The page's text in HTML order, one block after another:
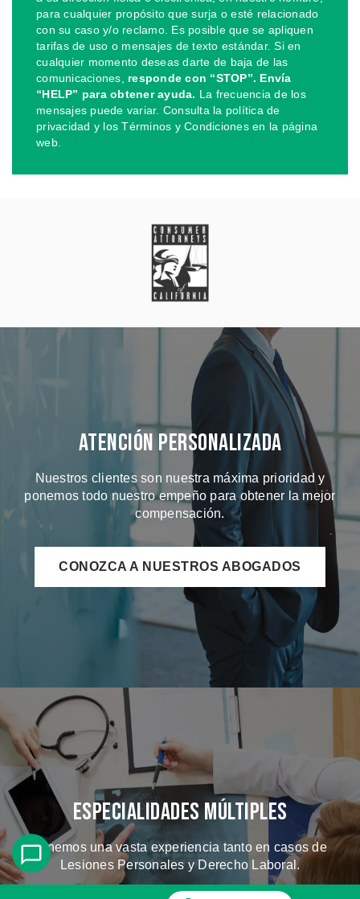
para cualquier propósito que surja o esté relacionado
con su caso y/o reclamo. Es posible que se apliquen
tarifas de uso o mensajes de texto estándar. Si en
cualquier momento deseas darte de baja de las
comunicaciones, responde con “STOP”. Envía
“HELP” para obtener ayuda. La frecuencia de los
mensajes puede variar. Consulta la política de
privacidad y los Términos y Condiciones en la página
web.
Atención Personalizada
Nuestros clientes son nuestra máxima prioridad y
ponemos todo nuestro empeño para obtener la mejor
compensación.
CONOZCA A NUESTROS ABOGADOS
Especialidades Múltiples
Tenemos una vasta experiencia tanto en casos de
Lesiones Personales y Derecho Laboral.